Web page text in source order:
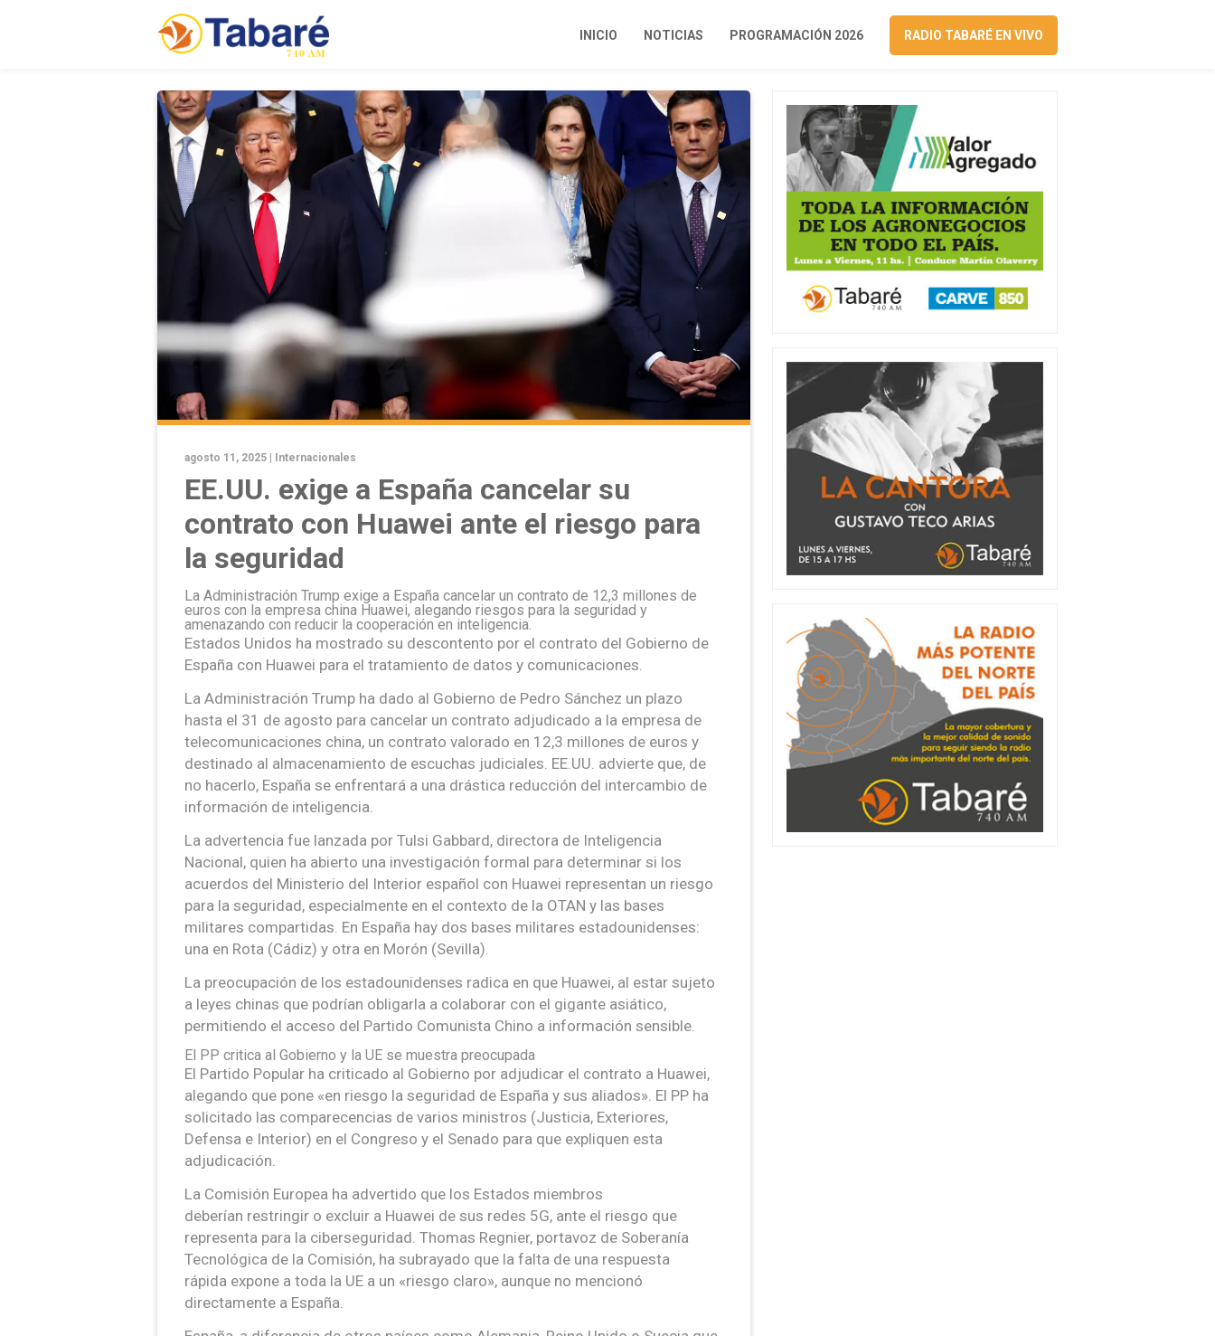
INICIO NOTICIAS PROGRAMACIÓN 2026 RADIO TABARÉ EN VIVO
agosto 11, 2025 | Internacionales
EE.UU. exige a España cancelar su
contrato con Huawei ante el riesgo para
la seguridad
La Administración Trump exige a España cancelar un contrato de 12,3 millones de
euros con la empresa china Huawei, alegando riesgos para la seguridad y
amenazando con reducir la cooperación en inteligencia.
Estados Unidos ha mostrado su descontento por el contrato del Gobierno de
España con Huawei para el tratamiento de datos y comunicaciones.
La Administración Trump ha dado al Gobierno de Pedro Sánchez un plazo
hasta el 31 de agosto para cancelar un contrato adjudicado a la empresa de
telecomunicaciones china, un contrato valorado en 12,3 millones de euros y
destinado al almacenamiento de escuchas judiciales. EE.UU. advierte que, de
no hacerlo, España se enfrentará a una drástica reducción del intercambio de
información de inteligencia.
La advertencia fue lanzada por Tulsi Gabbard, directora de Inteligencia
Nacional, quien ha abierto una investigación formal para determinar si los
acuerdos del Ministerio del Interior español con Huawei representan un riesgo
para la seguridad, especialmente en el contexto de la OTAN y las bases
militares compartidas. En España hay dos bases militares estadounidenses:
una en Rota (Cádiz) y otra en Morón (Sevilla).
La preocupación de los estadounidenses radica en que Huawei, al estar sujeto
a leyes chinas que podrían obligarla a colaborar con el gigante asiático,
permitiendo el acceso del Partido Comunista Chino a información sensible.
El PP critica al Gobierno y la UE se muestra preocupada
El Partido Popular ha criticado al Gobierno por adjudicar el contrato a Huawei,
alegando que pone «en riesgo la seguridad de España y sus aliados». El PP ha
solicitado las comparecencias de varios ministros (Justicia, Exteriores,
Defensa e Interior) en el Congreso y el Senado para que expliquen esta
adjudicación.
La Comisión Europea ha advertido que los Estados miembros
deberían restringir o excluir a Huawei de sus redes 5G, ante el riesgo que
representa para la ciberseguridad. Thomas Regnier, portavoz de Soberanía
Tecnológica de la Comisión, ha subrayado que la falta de una respuesta
rápida expone a toda la UE a un «riesgo claro», aunque no mencionó
directamente a España.